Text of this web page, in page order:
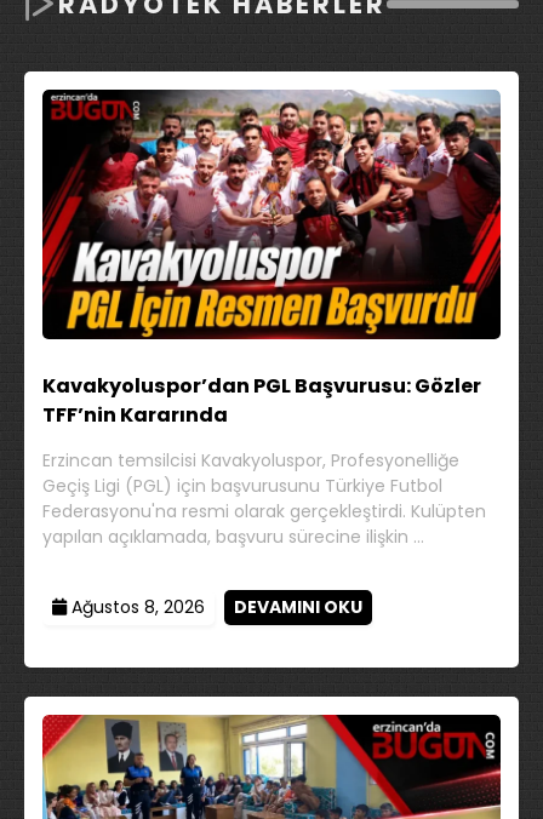
Kavakyoluspor’dan PGL Başvurusu: Gözler
TFF’nin Kararında
Erzincan temsilcisi Kavakyoluspor, Profesyonelliğe
Geçiş Ligi (PGL) için başvurusunu Türkiye Futbol
Federasyonu'na resmi olarak gerçekleştirdi. Kulüpten
yapılan açıklamada, başvuru sürecine ilişkin …
Ağustos 8, 2026 DEVAMINI OKU